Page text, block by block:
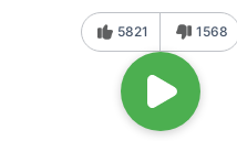
5821 1568